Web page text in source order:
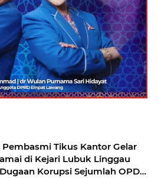
Pembasmi Tikus Kantor Gelar
di Kejari Lubuk Linggau
Korupsi Sejumlah OPD